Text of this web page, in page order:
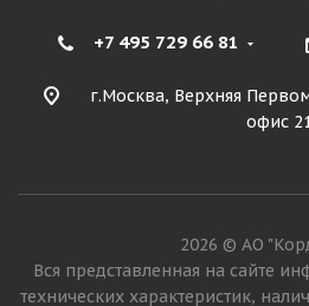
+7 495 729 66 81
г.Москва, Верхняя
офис
2026 © АО
Вся представленная на сайте
технических характеристик,